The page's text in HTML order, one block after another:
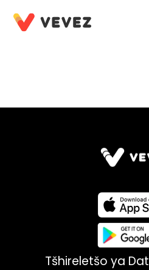
Tšhireletšo ya